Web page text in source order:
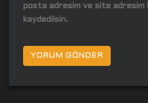
posta adresim ve site adresim
kaydedilsin.